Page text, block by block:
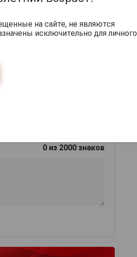
0 из 2000 знаков
на сайте, не являются
исключительно для личного